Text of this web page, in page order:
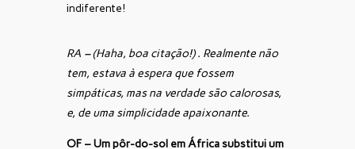
indiferente!
RA – (Haha, boa citação!) . Realmente não
tem, estava à espera que fossem
simpáticas, mas na verdade são calorosas,
e, de uma simplicidade apaixonante.
OF – Um pôr-do-sol em África substitui um